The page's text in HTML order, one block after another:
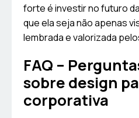
forte é investir no futuro
que ela seja não apenas
lembrada e valorizada
FAQ –
sobre design
corporativa